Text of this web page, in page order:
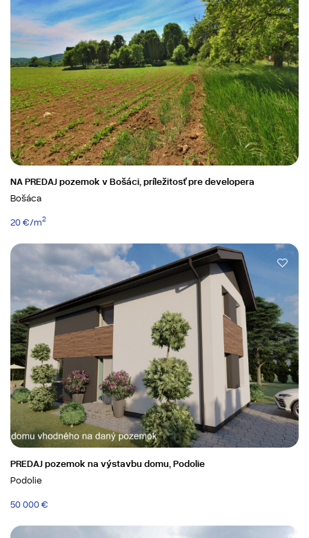
NA PREDAJ pozemok v Bošáci, príležitosť pre developera
Bošáca
20 €/m2
PREDAJ pozemok na výstavbu domu, Podolie
Podolie
50 000 €